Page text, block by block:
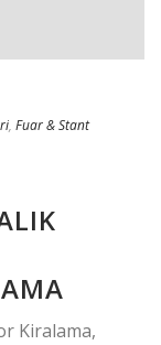
, Fuar & Stant
Kiralama,